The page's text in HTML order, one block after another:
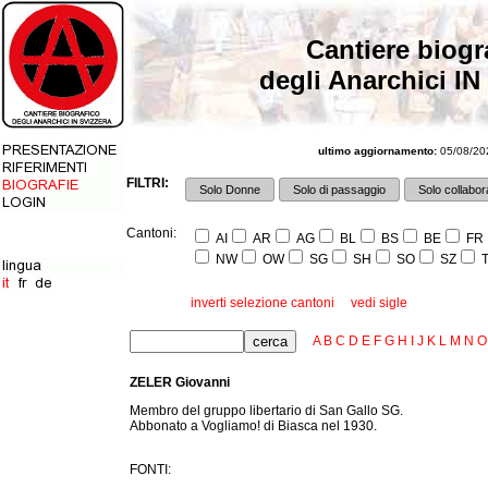
Cantiere
degli Anarchici IN
ultimo aggiornamento: 05/08/
FILTRI: Solo Donne Solo di passaggio Solo
Cantoni: AI AR AG BL BS BE
FR
NW
OW SG SH SO SZ
inverti selezione cantoni vedi sigle
A B C D E F G H J K L M N O
ZELER Giovanni
Membro del gruppo libertario di San Gallo SG.
Abbonato a Vogliamo! di Biasca nel 1930.
FONTI: